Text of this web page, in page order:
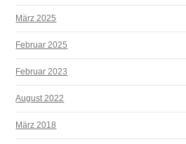
März 2025
Februar 2025
Februar 2023
August 2022
März 2018